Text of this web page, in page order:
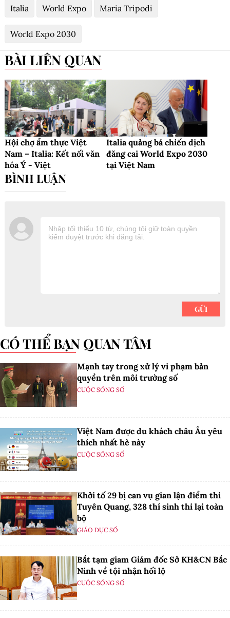
Italia World Expo Maria Tripodi
World Expo 2030
BÀI LIÊN QUAN
Hội chợ ẩm thực Việt
Nam – Italia: Kết nối văn
hóa Ý - Việt
Italia quảng bá chiến dịch
đăng cai World Expo 2030
tại Việt Nam
CÓ THỂ BẠN QUAN TÂM
Mạnh tay trong xử lý vi phạm bản
quyền trên môi trường số
CUỘC SỐNG SỐ
Việt Nam được du khách châu Âu yêu
thích nhất hè này
CUỘC SỐNG SỐ
Khởi tố 29 bị can vụ gian lận điểm thi
Tuyên Quang, 328 thí sinh thi lại toàn
bộ
GIÁO DỤC SỐ
Bắt tạm giam Giám đốc Sở KH&CN Bắc
Ninh về tội nhận hối lộ
CUỘC SỐNG SỐ